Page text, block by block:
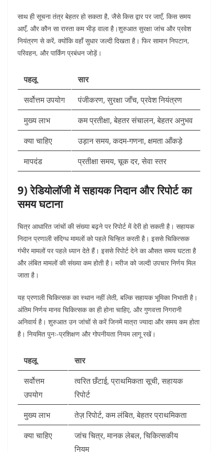
साथ ही सूचना तंत्र बेहतर हो सकता है, जैसे किस द्वार पर जाएँ, किस समय
आएँ, और कौन सा रास्ता कम भीड़ वाला है।शुरुआत सुरक्षा जांच और प्रवेश
नियंत्रण से करें, क्योंकि वहाँ सुधार जल्दी दिखता है। फिर सामान निपटान,
परिवहन, और पार्किंग प्रबंधन जोड़ें।
पहलू
सार
सर्वोत्तम उपयोग
पंजीकरण, सुरक्षा जाँच, प्रवेश नियंत्रण
मुख्य लाभ
कम प्रतीक्षा, बेहतर संचालन, बेहतर अनुभव
क्या चाहिए
उड़ान समय, कदम-गणना, क्षमता आँकड़े
मापदंड
प्रतीक्षा समय, चूक दर, सेवा स्तर
9) रेडियोलॉजी में सहायक निदान और रिपोर्ट का
समय घटाना
चित्र आधारित जांचों की संख्या बढ़ने पर रिपोर्ट में देरी हो सकती है। सहायक
निदान प्रणाली संदिग्ध मामलों को पहले चिन्हित करती है। इससे चिकित्सक
गंभीर मामलों पर पहले ध्यान देते हैं। इससे रिपोर्ट देने का औसत समय घटता है
और लंबित मामलों की संख्या कम होती है। मरीज को जल्दी उपचार निर्णय मिल
जाता है।
यह प्रणाली चिकित्सक का स्थान नहीं लेती, बल्कि सहायक भूमिका निभाती है।
अंतिम निर्णय मानव चिकित्सक का ही होना चाहिए, और गुणवत्ता निगरानी
अनिवार्य है। शुरुआत उन जांचों से करें जिनमें मात्रा ज्यादा और समय कम होता
है। नियमित पुनः-प्रशिक्षण और गोपनीयता नियम लागू रखें।
पहलू
सार
सर्वोत्तम
उपयोग
त्वरित छँटाई, प्राथमिकता सूची, सहायक
रिपोर्ट
मुख्य लाभ
तेज़ रिपोर्ट, कम लंबित, बेहतर प्राथमिकता
क्या चाहिए
जांच चित्र, मानक लेबल, चिकित्सकीय
नियम